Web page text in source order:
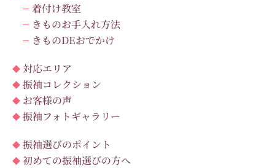
着付け教室
きものお手入れ方法
きものDEおでかけ
対応エリア
振袖コレクション
お客様の声
振袖フォトギャラリー
振袖選びのポイント
初めての振袖選びの方へ